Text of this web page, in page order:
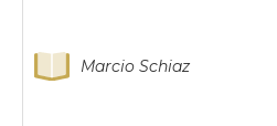
Marcio Schiaz